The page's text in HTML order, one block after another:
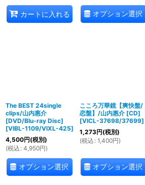
カートに入れる オプション選択
The BEST 24single
clips/山内惠介
[DVD/Blu-ray Disc]
[VIBL-1109/VIXL-425]
4,500円(税別)
(税込 : 4,950円)
オプション選択
こころ万華鏡【爽快盤/
恋盤】/山内惠介 [CD]
[VICL-37698/37699]
1,273円(税別)
(税込 : 1,400円)
オプション選択